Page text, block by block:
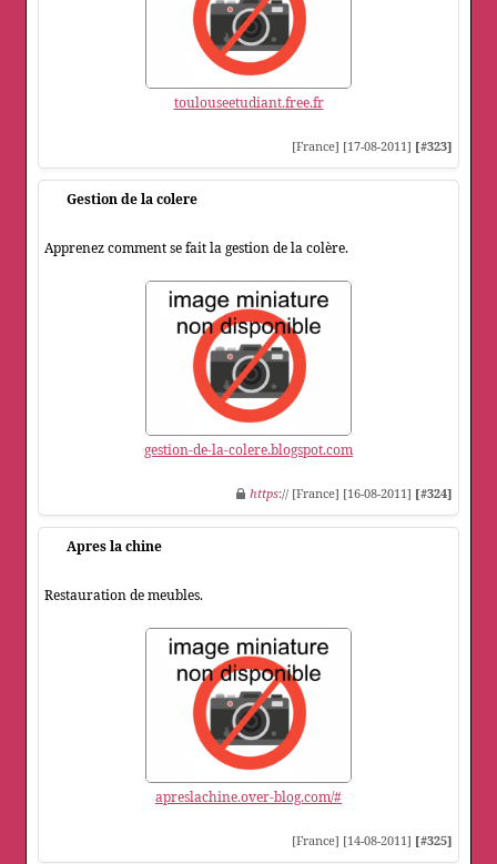
toulouseetudiant.free.fr
[France] [17-08-2011] [#323]
Gestion de la colere
Apprenez comment se fait la gestion de la colère.
gestion-de-la-colere.blogspot.com
https:// [France] [16-08-2011] [#324]
Apres la chine
Restauration de meubles.
apreslachine.over-blog.com/#
[France] [14-08-2011] [#325]